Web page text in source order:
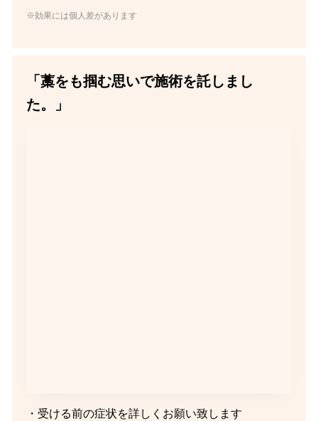
※効果には個人差があります
「藁をも掴む思いで施術を託しまし
た。」
・受ける前の症状を詳しくお願い致します